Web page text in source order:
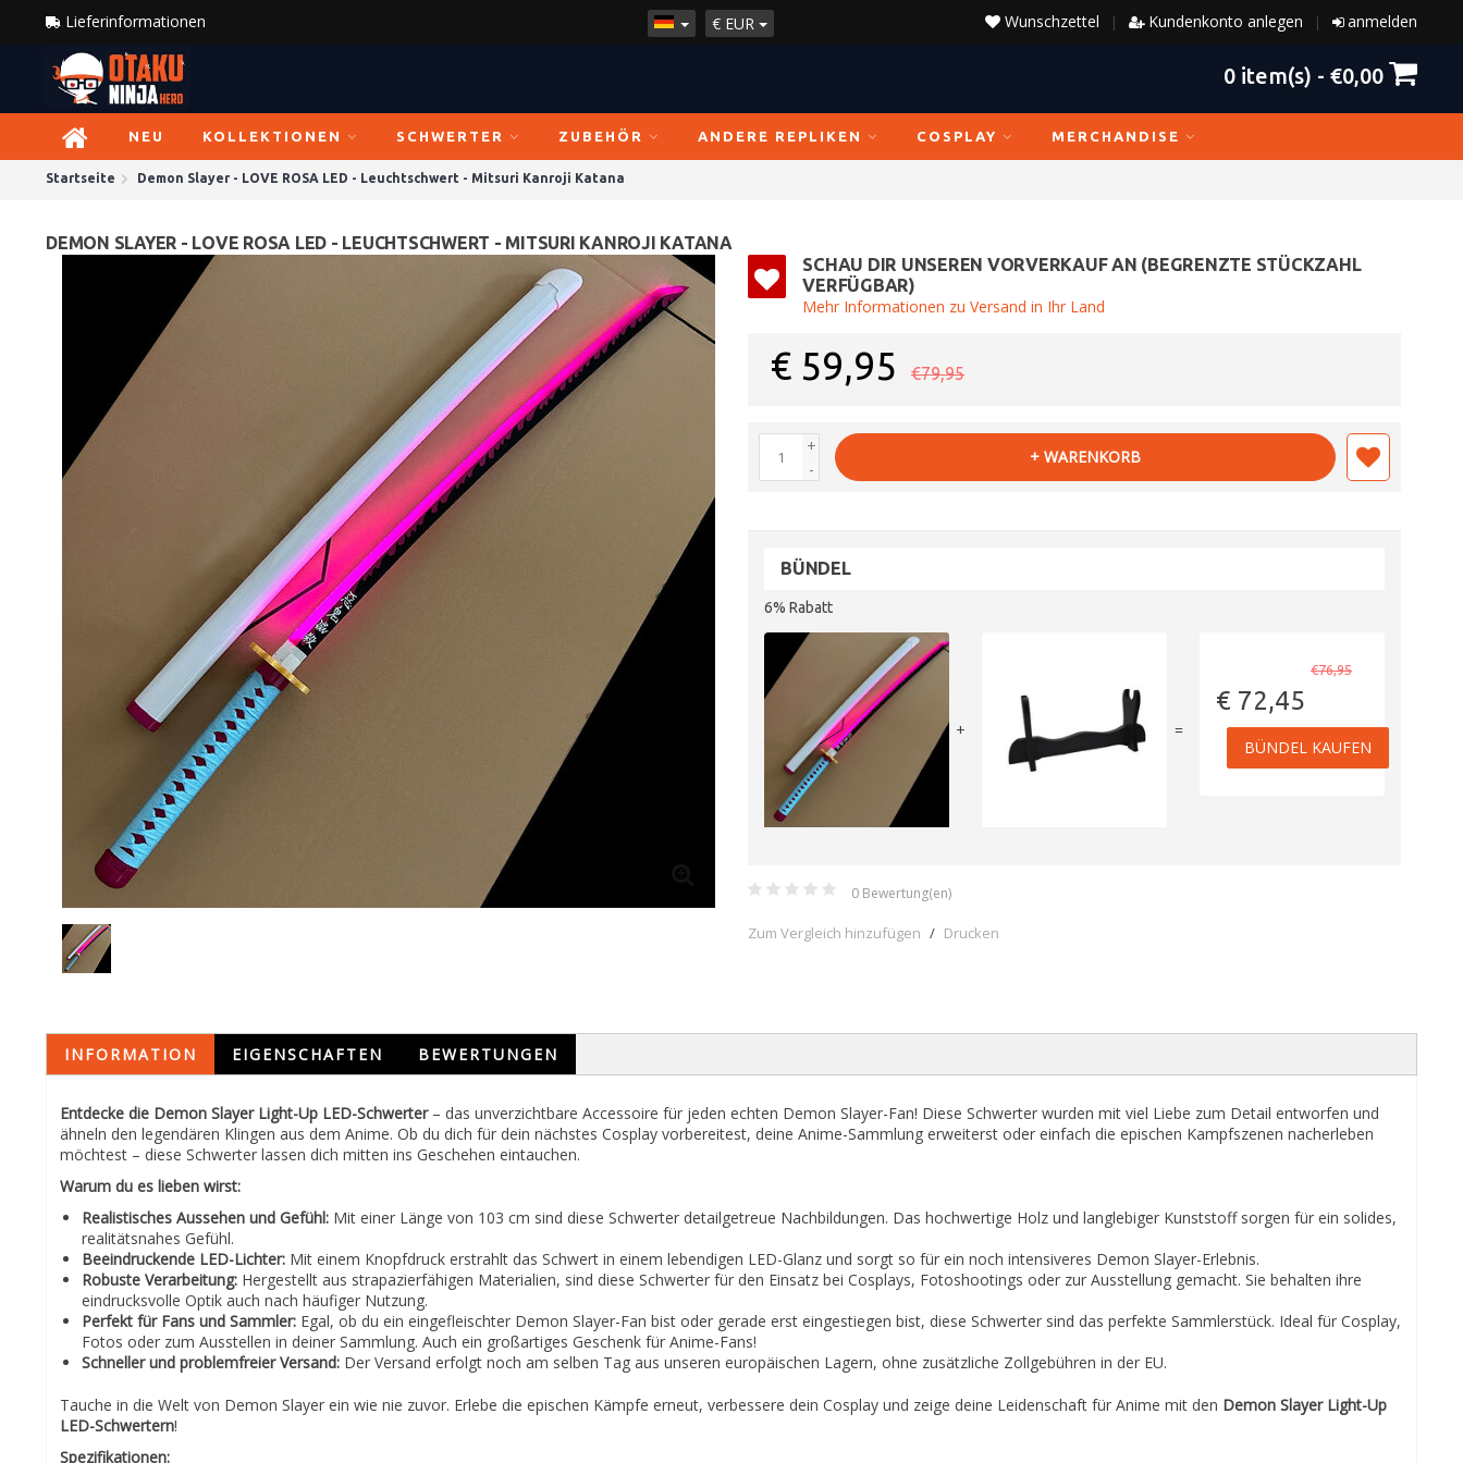
Lieferinformationen € EUR anmelden
|
Kundenkonto anlegen
|
Wunschzettel
0 item(s) - €0,00
NEU KOLLEKTIONEN SCHWERTER ZUBEHÖR ANDERE REPLIKEN COSPLAY MERCHANDISE
Startseite Demon Slayer - LOVE ROSA LED - Leuchtschwert - Mitsuri Kanroji Katana
DEMON SLAYER - LOVE ROSA LED - LEUCHTSCHWERT - MITSURI KANROJI KATANA
SCHAU DIR UNSEREN VORVERKAUF AN (BEGRENZTE STÜCKZAHL
VERFÜGBAR)
Mehr Informationen zu Versand in Ihr Land
€ 59,95 €79,95
+
-
+ WARENKORB
BÜNDEL
6% Rabatt
+ =
€76,95
€ 72,45
BÜNDEL KAUFEN
0 Bewertung(en)
Zum Vergleich hinzufügen / Drucken
INFORMATION EIGENSCHAFTEN BEWERTUNGEN
Entdecke die Demon Slayer Light-Up LED-Schwerter– das unverzichtbare Accessoire für jeden echten Demon Slayer-Fan! Diese Schwerter wurden mit viel Liebe zum Detail entworfen und
ähneln den legendären Klingen aus dem Anime. Ob du dich für dein nächstes Cosplay vorbereitest, deine Anime-Sammlung erweiterst oder einfach die epischen Kampfszenen nacherleben
möchtest – diese Schwerter lassen dich mitten ins Geschehen eintauchen.
Warum du es lieben wirst:
Realistisches Aussehen und Gefühl: Mit einer Länge von 103 cm sind diese Schwerter detailgetreue Nachbildungen. Das hochwertige Holz und langlebiger Kunststoff sorgen für ein solides,
realitätsnahes Gefühl.
Beeindruckende LED-Lichter: Mit einem Knopfdruck erstrahlt das Schwert in einem lebendigen LED-Glanz und sorgt so für ein noch intensiveres Demon Slayer-Erlebnis.
Robuste Verarbeitung: Hergestellt aus strapazierfähigen Materialien, sind diese Schwerter für den Einsatz bei Cosplays, Fotoshootings oder zur Ausstellung gemacht. Sie behalten ihre
eindrucksvolle Optik auch nach häufiger Nutzung.
Perfekt für Fans und Sammler: Egal, ob du ein eingefleischter Demon Slayer-Fan bist oder gerade erst eingestiegen bist, diese Schwerter sind das perfekte Sammlerstück. Ideal für Cosplay,
Fotos oder zum Ausstellen in deiner Sammlung. Auch ein großartiges Geschenk für Anime-Fans!
Schneller und problemfreier Versand: Der Versand erfolgt noch am selben Tag aus unseren europäischen Lagern, ohne zusätzliche Zollgebühren in der EU.
Tauche in die Welt von Demon Slayer ein wie nie zuvor. Erlebe die epischen Kämpfe erneut, verbessere dein Cosplay und zeige deine Leidenschaft für Anime mit den Demon Slayer Light-Up
LED-Schwertern!
Spezifikationen: